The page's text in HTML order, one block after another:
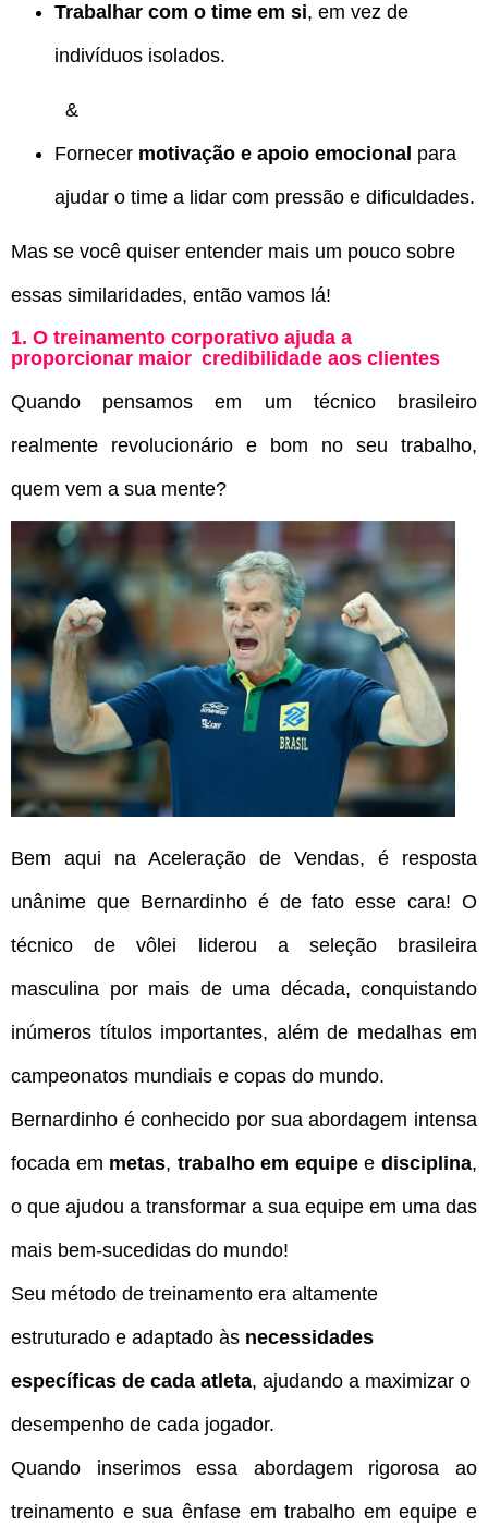
Trabalhar com o time em si, em vez de
indivíduos isolados.
&
Fornecer motivação e apoio emocional para
ajudar o time a lidar com pressão e dificuldades.
Mas se você quiser entender mais um pouco sobre
essas similaridades, então vamos lá!
1. O treinamento corporativo ajuda a
proporcionar maior credibilidade aos clientes
Quando pensamos em um técnico brasileiro
realmente revolucionário e bom no seu trabalho,
quem vem a sua mente?
Bem aqui na Aceleração de Vendas, é resposta
unânime que Bernardinho é de fato esse cara! O
técnico de vôlei liderou a seleção brasileira
masculina por mais de uma década, conquistando
inúmeros títulos importantes, além de medalhas em
campeonatos mundiais e copas do mundo.
Bernardinho é conhecido por sua abordagem intensa
focada em metas, trabalho em equipeedisciplina,
o que ajudou a transformar a sua equipe em uma das
mais bem-sucedidas do mundo!
Seu método de treinamento era altamente
estruturado e adaptado às necessidades
específicas de cada atleta, ajudando a maximizar o
desempenho de cada jogador.
Quando inserimos essa abordagem rigorosa ao
treinamento e sua ênfase em trabalho em equipe e